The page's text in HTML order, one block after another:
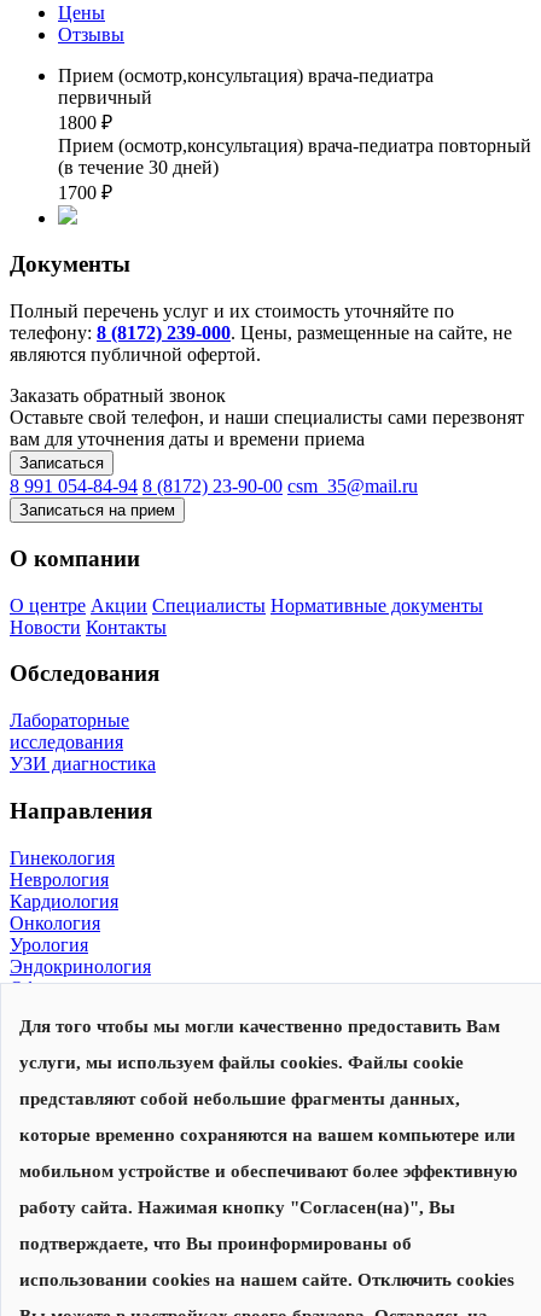
Цены
Отзывы
Прием (осмотр,консультация) врача-педиатра
первичный
1800 ₽
Прием (осмотр,консультация) врача-педиатра повторный
(в течение 30 дней)
1700 ₽
Документы
Полный перечень услуг и их стоимость уточняйте по
телефону: 8 (8172) 239-000. Цены, размещенные на сайте, не
являются публичной офертой.
Заказать обратный звонок
Оставьте свой телефон, и наши специалисты сами перезвонят
вам для уточнения даты и времени приема
Записаться
8 991 054-84-94 8 (8172) 23-90-00 csm_35@mail.ru
Записаться на прием
О компании
О центре Акции Специалисты Нормативные документы
Новости Контакты
Обследования
Лабораторные
исследования
УЗИ диагностика
Направления
Гинекология
Неврология
Кардиология
Онкология
Урология
Эндокринология
Офтальмология
© 2026, Центр современной медицины
согласие на обработку
персональных данных
Сделано в
Запишитесь на прием
времени приема
Записаться на прием
Для того чтобы мы могли качественно предоставить Вам
услуги, мы используем файлы cookies. Файлы cookie
представляют собой небольшие фрагменты данных,
которые временно сохраняются на вашем компьютере или
мобильном устройстве и обеспечивают более эффективную
работу сайта. Нажимая кнопку "Согласен(на)", Вы
подтверждаете, что Вы проинформированы об
использовании cookies на нашем сайте. Отключить cookies